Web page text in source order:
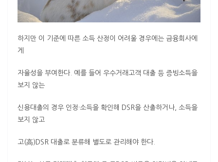
하지만 이 기준에 따른 소득 산정이 어려울 경우에는 금융회사에
게
자율성을 부여한다. 예를 들어 우수거래고객 대출 등 증빙소득을
보지 않는
신용대출의 경우 인정·소득을 확인해 DSR을 산출하거나, 소득을
보지 않고
고(高)DSR 대출로 분류해 별도로 관리해야 한다.